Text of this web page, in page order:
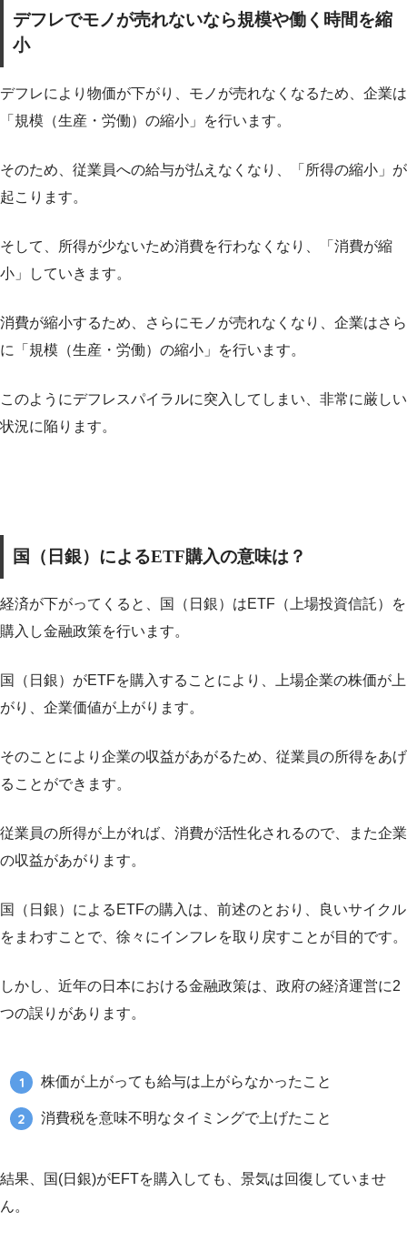
デフレでモノが売れないなら規模や働く時間を縮
小
デフレにより物価が下がり、モノが売れなくなるため、企業は
「 規模（生産・労働）の縮小 」を行います。
そのため、従業員への給与が払えなくなり、「 所得の縮小 」が
起こります。
そして、所得が少ないため消費を行わなくなり、「 消費が縮
小 」していきます。
消費が縮小するため、さらにモノが売れなくなり、企業はさら
に「 規模（生産・労働）の縮小 」を行います。
このようにデフレスパイラルに突入してしまい、非常に厳しい
状況に陥ります。
国（日銀）によるETF購入の意味は？
経済が下がってくると、国（日銀）はETF（上場投資信託）を
購入し金融政策を行います。
国（日銀）がETFを購入することにより、上場企業の株価が上
がり、企業価値が上がります。
そのことにより企業の収益があがるため、従業員の所得をあげ
ることができます。
従業員の所得が上がれば、消費が活性化されるので、また企業
の収益があがります。
国（日銀）によるETFの購入は、前述のとおり、良いサイクル
をまわすことで、徐々にインフレを取り戻すことが目的です。
しかし、近年の日本における金融政策は、政府の経済運営に2
つの誤りがあります。
株価が上がっても給与は上がらなかったこと
消費税を意味不明なタイミングで上げたこと
結果、国(日銀)がEFTを購入しても、景気は回復していませ
ん。